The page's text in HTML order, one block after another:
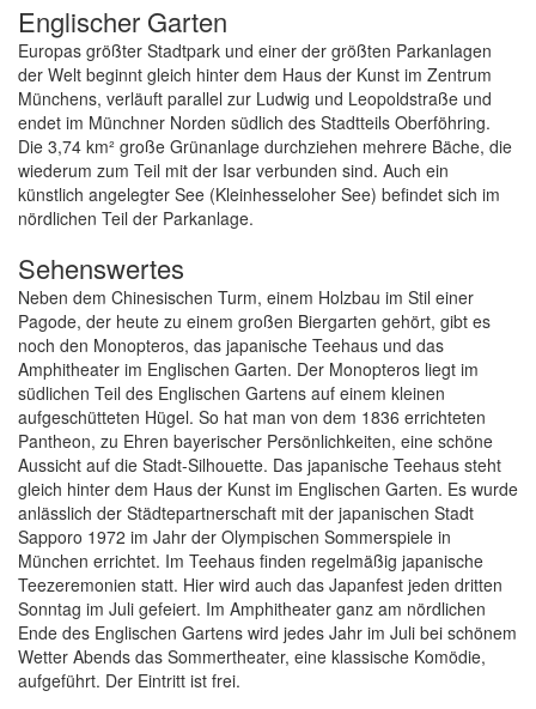
Englischer Garten
Europas größter Stadtpark und einer der größten Parkanlagen
der Welt beginnt gleich hinter dem Haus der Kunst im Zentrum
Münchens, verläuft parallel zur Ludwig und Leopoldstraße und
endet im Münchner Norden südlich des Stadtteils Oberföhring.
Die 3,74 km² große Grünanlage durchziehen mehrere Bäche, die
wiederum zum Teil mit der Isar verbunden sind. Auch ein
künstlich angelegter See (Kleinhesseloher See) befindet sich im
nördlichen Teil der Parkanlage.
Sehenswertes
Neben dem Chinesischen Turm, einem Holzbau im Stil einer
Pagode, der heute zu einem großen Biergarten gehört, gibt es
noch den Monopteros, das japanische Teehaus und das
Amphitheater im Englischen Garten. Der Monopteros liegt im
südlichen Teil des Englischen Gartens auf einem kleinen
aufgeschütteten Hügel. So hat man von dem 1836 errichteten
Pantheon, zu Ehren bayerischer Persönlichkeiten, eine schöne
Aussicht auf die Stadt-Silhouette. Das japanische Teehaus steht
gleich hinter dem Haus der Kunst im Englischen Garten. Es wurde
anlässlich der Städtepartnerschaft mit der japanischen Stadt
Sapporo 1972 im Jahr der Olympischen Sommerspiele in
München errichtet. Im Teehaus finden regelmäßig japanische
Teezeremonien statt. Hier wird auch das Japanfest jeden dritten
Sonntag im Juli gefeiert. Im Amphitheater ganz am nördlichen
Ende des Englischen Gartens wird jedes Jahr im Juli bei schönem
Wetter Abends das Sommertheater, eine klassische Komödie,
aufgeführt. Der Eintritt ist frei.